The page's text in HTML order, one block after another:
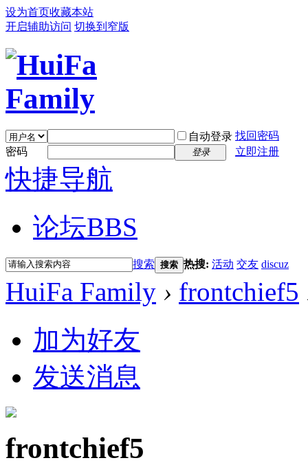
设为首页收藏本站
开启辅助访问 切换到窄版
自动登录 找回密码
密码
登录 立即注册
快捷导航
论坛BBS
搜索 搜索 热搜: 活动 交友 discuz
HuiFa Family › frontchief5
加为好友
发送消息
frontchief5